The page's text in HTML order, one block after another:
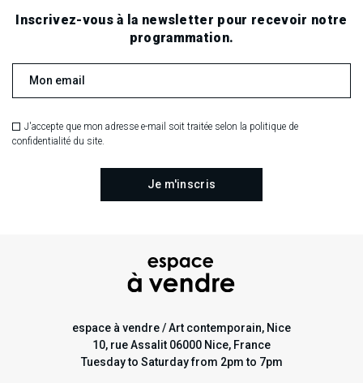
Inscrivez-vous à la newsletter pour recevoir notre
programmation.
J'accepte que mon adresse e-mail soit traitée selon la politique de
confidentialité du site.
espace à vendre / Art contemporain, Nice
10, rue Assalit 06000 Nice, France
Tuesday to Saturday from 2pm to 7pm